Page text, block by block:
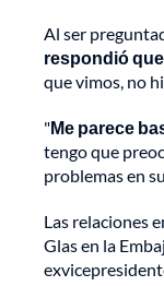
Al ser
respondió
que vimos, no
"Me parece
tengo que
problemas en
Las relaciones
Glas en la